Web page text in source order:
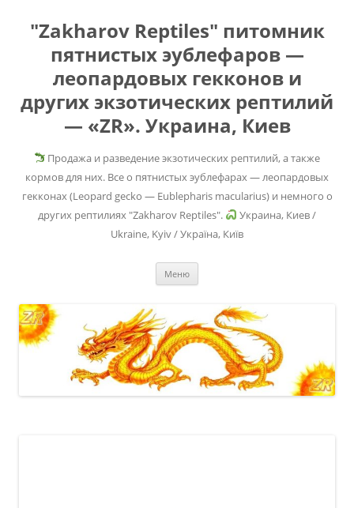
"Zakharov Reptiles" питомник
пятнистых эублефаров —
леопардовых гекконов и
других экзотических рептилий
— «ZR». Украина, Киев
Продажа и разведение экзотических рептилий, а также
кормов для них. Все о пятнистых эублефарах — леопардовых
гекконах (Leopard gecko — Eublepharis macularius) и немного о
других рептилиях "Zakharov Reptiles".
Украина, Киев /
Ukraine, Kyiv / Україна, Київ
Меню